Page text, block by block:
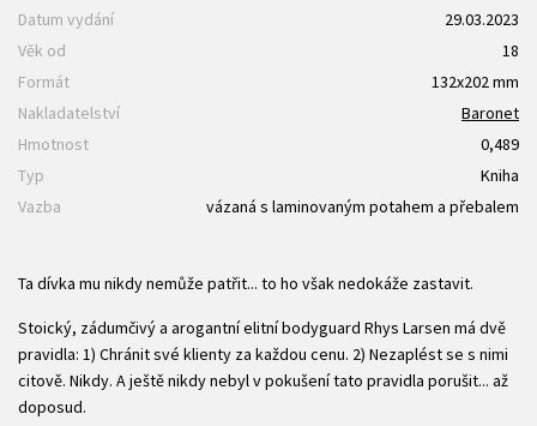
Datum vydání
29.03.2023
Věk od
18
Formát
132x202 mm
Nakladatelství
Baronet
Hmotnost
0,489
Typ
Kniha
Vazba
vázaná s laminovaným potahem a přebalem
Ta dívka mu nikdy nemůže patřit... to ho však nedokáže zastavit.
Stoický, zádumčivý a arogantní elitní bodyguard Rhys Larsen má dvě
pravidla: 1) Chránit své klienty za každou cenu. 2) Nezaplést se s nimi
citově. Nikdy. A ještě nikdy nebyl v pokušení tato pravidla porušit... až
doposud.